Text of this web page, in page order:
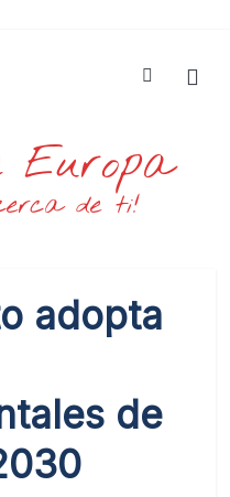
Europa
de ti!
adopta
de